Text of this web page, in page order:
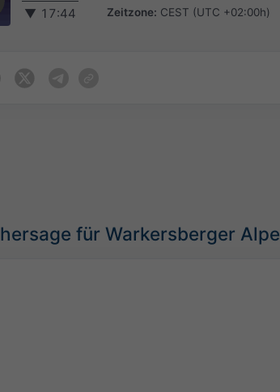
▼ 17:44
Zeitzone: CEST (UTC +02:00h)
für Warkersberger Alpe